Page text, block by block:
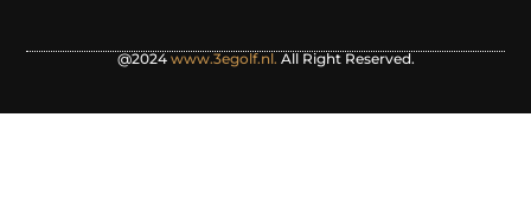
@2024www.3egolf.nl.All Right Reserved.